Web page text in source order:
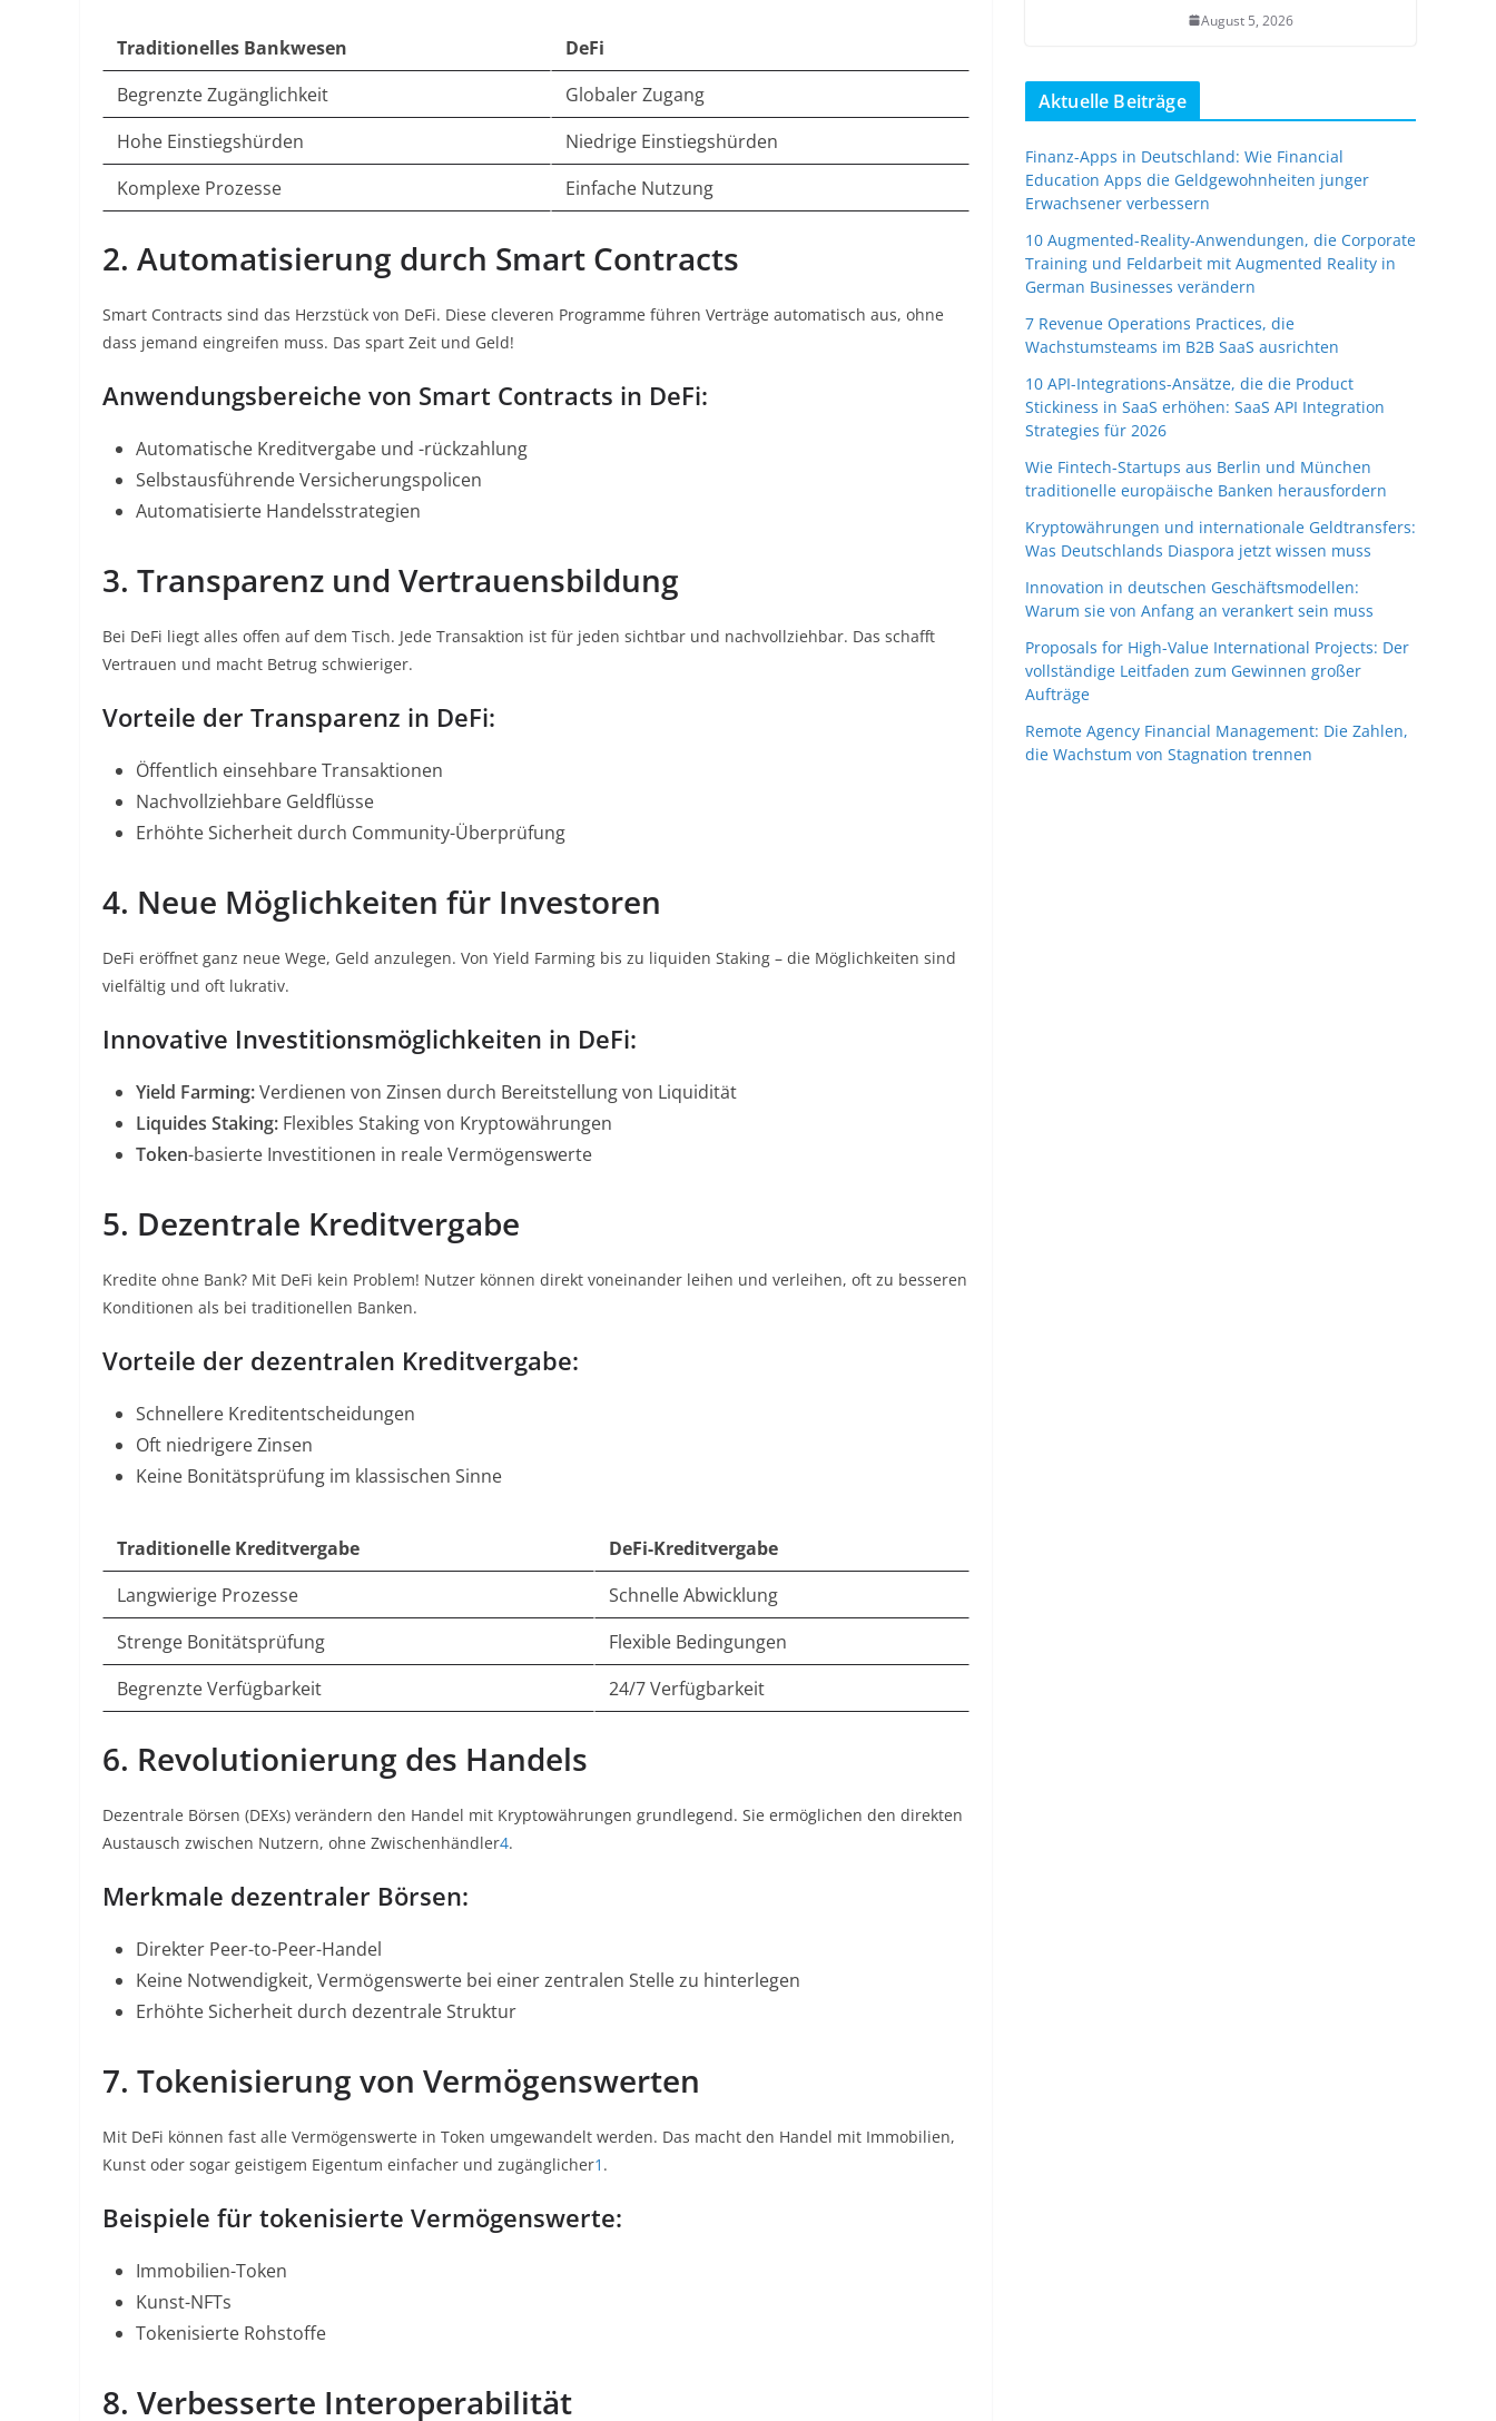
Traditionelles Bankwesen
DeFi
Begrenzte Zugänglichkeit
Globaler Zugang
Hohe Einstiegshürden
Niedrige Einstiegshürden
Komplexe Prozesse
Einfache Nutzung
2. Automatisierung durch Smart Contracts
Smart Contracts sind das Herzstück von DeFi. Diese cleveren Programme führen Verträge automatisch aus, ohne
dass jemand eingreifen muss. Das spart Zeit und Geld!
Anwendungsbereiche von Smart Contracts in DeFi:
Automatische Kreditvergabe und -rückzahlung
Selbstausführende Versicherungspolicen
Automatisierte Handelsstrategien
3. Transparenz und Vertrauensbildung
Bei DeFi liegt alles offen auf dem Tisch. Jede Transaktion ist für jeden sichtbar und nachvollziehbar. Das schafft
Vertrauen und macht Betrug schwieriger.
Vorteile der Transparenz in DeFi:
Öffentlich einsehbare Transaktionen
Nachvollziehbare Geldflüsse
Erhöhte Sicherheit durch Community-Überprüfung
4. Neue Möglichkeiten für Investoren
DeFi eröffnet ganz neue Wege, Geld anzulegen. Von Yield Farming bis zu liquiden Staking – die Möglichkeiten sind
vielfältig und oft lukrativ.
Innovative Investitionsmöglichkeiten in DeFi:
Yield Farming:Verdienen von Zinsen durch Bereitstellung von Liquidität
Liquides Staking: Flexibles Staking von Kryptowährungen
Token-basierte Investitionen in reale Vermögenswerte
5. Dezentrale Kreditvergabe
Kredite ohne Bank? Mit DeFi kein Problem! Nutzer können direkt voneinander leihen und verleihen, oft zu besseren
Konditionen als bei traditionellen Banken.
Vorteile der dezentralen Kreditvergabe:
Schnellere Kreditentscheidungen
Oft niedrigere Zinsen
Keine Bonitätsprüfung im klassischen Sinne
Traditionelle Kreditvergabe
DeFi-Kreditvergabe
Langwierige Prozesse
Schnelle Abwicklung
Strenge Bonitätsprüfung
Flexible Bedingungen
Begrenzte Verfügbarkeit
24/7 Verfügbarkeit
6. Revolutionierung des Handels
Dezentrale Börsen (DEXs) verändern den Handel mit Kryptowährungen grundlegend. Sie ermöglichen den direkten
Austausch zwischen Nutzern, ohne Zwischenhändler4.
Merkmale dezentraler Börsen:
Direkter Peer-to-Peer-Handel
Keine Notwendigkeit, Vermögenswerte bei einer zentralen Stelle zu hinterlegen
Erhöhte Sicherheit durch dezentrale Struktur
7. Tokenisierung von Vermögenswerten
Mit DeFi können fast alle Vermögenswerte in Token umgewandelt werden. Das macht den Handel mit Immobilien,
Kunst oder sogar geistigem Eigentum einfacher und zugänglicher1 .
Beispiele für tokenisierte Vermögenswerte:
Immobilien-Token
Kunst-NFTs
Tokenisierte Rohstoffe
8. Verbesserte Interoperabilität
August 5, 2026
Aktuelle Beiträge
Finanz-Apps in Deutschland: Wie Financial
Education Apps die Geldgewohnheiten junger
Erwachsener verbessern
10 Augmented-Reality-Anwendungen, die Corporate
Training und Feldarbeit mit Augmented Reality in
German Businesses verändern
7 Revenue Operations Practices, die
Wachstumsteams im B2B SaaS ausrichten
10 API-Integrations-Ansätze, die die Product
Stickiness in SaaS erhöhen: SaaS API Integration
Strategies für 2026
Wie Fintech-Startups aus Berlin und München
traditionelle europäische Banken herausfordern
Kryptowährungen und internationale Geldtransfers:
Was Deutschlands Diaspora jetzt wissen muss
Innovation in deutschen Geschäftsmodellen:
Warum sie von Anfang an verankert sein muss
Proposals for High-Value International Projects: Der
vollständige Leitfaden zum Gewinnen großer
Aufträge
Remote Agency Financial Management: Die Zahlen,
die Wachstum von Stagnation trennen